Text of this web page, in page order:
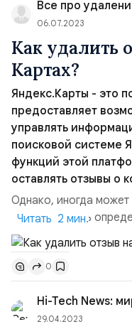
компании на 2ГИС. 2.
отзываОп...
06.07.2023
Как удалить
Картах?
Яндекс.Карты - это
предоставляет
управлять
поисковой системе
функций этой
оставлять отзывы о
Однако, иногда может
хотите удалить
кабинета Яндекс.
с тем, что отзыв
оскорбления или
действительности. В
воспользоваться
запросить удаление
Читать 2 мин.
0
29.04.2023